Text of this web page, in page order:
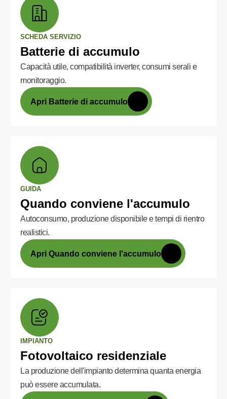
SCHEDA SERVIZIO
Batterie di accumulo
Capacità utile, compatibilità inverter, consumi serali e
monitoraggio.
Apri Batterie di accumulo
GUIDA
Quando conviene l'accumulo
Autoconsumo, produzione disponibile e tempi di rientro
realistici.
Apri Quando conviene l'accumulo
IMPIANTO
Fotovoltaico residenziale
La produzione dell'impianto determina quanta energia
può essere accumulata.